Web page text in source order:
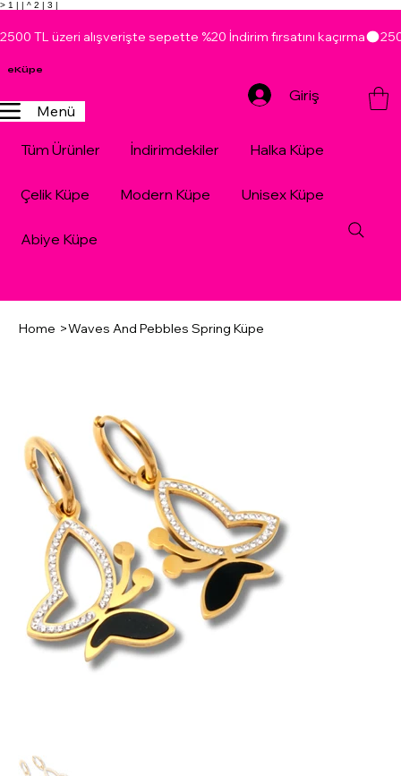
> 1 | | ^ 2 | 3 |
2500 TL üzeri alışverişte sepette %20 İndirim fırsatını kaçırma
Menü
eKüpe
Tüm Ürünler İndirimdekiler Halka Küpe
Çelik Küpe Modern Küpe Unisex Küpe
Abiye Küpe
Giriş
Home >Waves And Pebbles Spring Küpe